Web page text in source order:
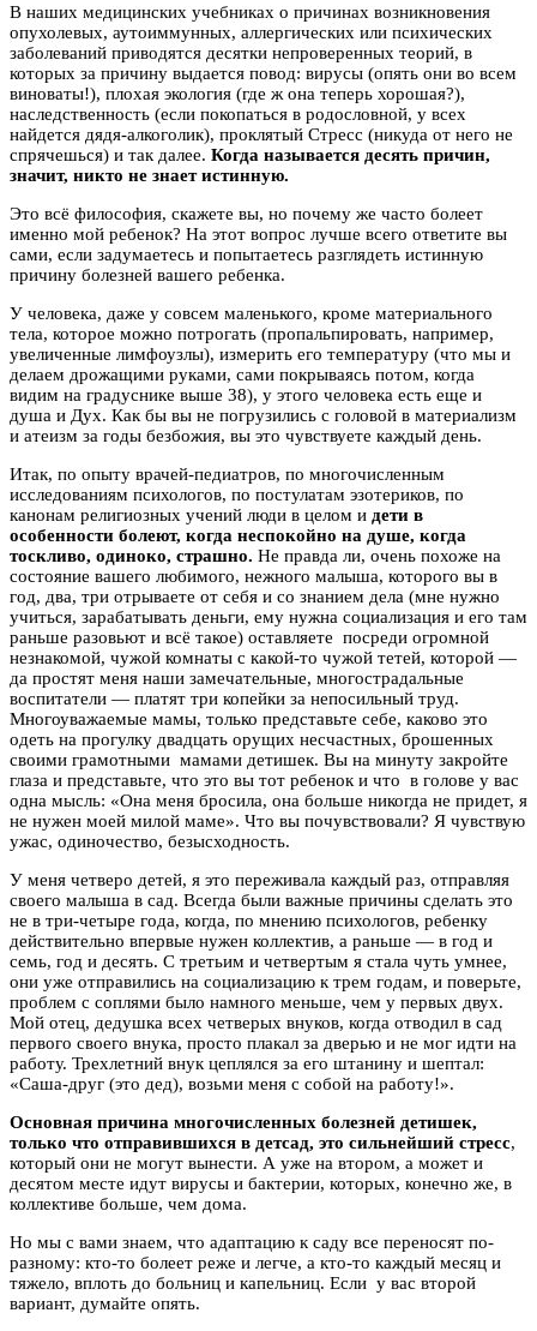
В наших медицинских учебниках о причинах возникновения
опухолевых, аутоиммунных, аллергических или психических
заболеваний приводятся десятки непроверенных теорий, в
которых за причину выдается повод: вирусы (опять они во всем
виноваты!), плохая экология (где ж она теперь хорошая?),
наследственность (если покопаться в родословной, у всех
найдется дядя-алкоголик), проклятый Стресс (никуда от него не
спрячешься) и так далее. Когда называется десять причин,
значит, никто не знает истинную.
Это всё философия, скажете вы, но почему же часто болеет
именно мой ребенок? На этот вопрос лучше всего ответите вы
сами, если задумаетесь и попытаетесь разглядеть истинную
причину болезней вашего ребенка.
У человека, даже у совсем маленького, кроме материального
тела, которое можно потрогать (пропальпировать, например,
увеличенные лимфоузлы), измерить его температуру (что мы и
делаем дрожащими руками, сами покрываясь потом, когда
видим на градуснике выше 38), у этого человека есть еще и
душа и Дух. Как бы вы не погрузились с головой в материализм
и атеизм за годы безбожия, вы это чувствуете каждый день.
Итак, по опыту врачей-педиатров, по многочисленным
исследованиям психологов, по постулатам эзотериков, по
канонам религиозных учений люди в целом и дети в
особенности болеют, когда неспокойно на душе, когда
тоскливо, одиноко, страшно. Не правда ли, очень похоже на
состояние вашего любимого, нежного малыша, которого вы в
год, два, три отрываете от себя и со знанием дела (мне нужно
учиться, зарабатывать деньги, ему нужна социализация и его там
раньше разовьют и всё такое) оставляете посреди огромной
незнакомой, чужой комнаты с какой-то чужой тетей, которой —
да простят меня наши замечательные, многострадальные
воспитатели — платят три копейки за непосильный труд.
Многоуважаемые мамы, только представьте себе, каково это
одеть на прогулку двадцать орущих несчастных, брошенных
своими грамотными мамами детишек. Вы на минуту закройте
глаза и представьте, что это вы тот ребенок и что в голове у вас
одна мысль: «Она меня бросила, она больше никогда не придет, я
не нужен моей милой маме». Что вы почувствовали? Я чувствую
ужас, одиночество, безысходность.
У меня четверо детей, я это переживала каждый раз, отправляя
своего малыша в сад. Всегда были важные причины сделать это
не в три-четыре года, когда, по мнению психологов, ребенку
действительно впервые нужен коллектив, а раньше — в год и
семь, год и десять. С третьим и четвертым я стала чуть умнее,
они уже отправились на социализацию к трем годам, и поверьте,
проблем с соплями было намного меньше, чем у первых двух.
Мой отец, дедушка всех четверых внуков, когда отводил в сад
первого своего внука, просто плакал за дверью и не мог идти на
работу. Трехлетний внук цеплялся за его штанину и шептал:
«Саша-друг (это дед), возьми меня с собой на работу!».
Основная причина многочисленных болезней детишек,
только что отправившихся в детсад, это сильнейший стресс,
который они не могут вынести. А уже на втором, а может и
десятом месте идут вирусы и бактерии, которых, конечно же, в
коллективе больше, чем дома.
Но мы с вами знаем, что адаптацию к саду все переносят по-
разному: кто-то болеет реже и легче, а кто-то каждый месяц и
тяжело, вплоть до больниц и капельниц. Если у вас второй
вариант, думайте опять.